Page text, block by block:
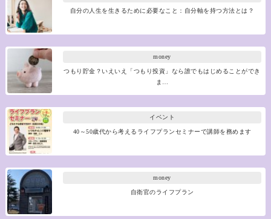
自分の人生を生きるために必要なこと：自分軸を持つ方法とは？
money
つもり貯金？いえいえ「つもり投資」なら誰でもはじめることができ
ま…
イベント
40～50歳代から考えるライフプランセミナーで講師を務めます
money
自衛官のライフプラン